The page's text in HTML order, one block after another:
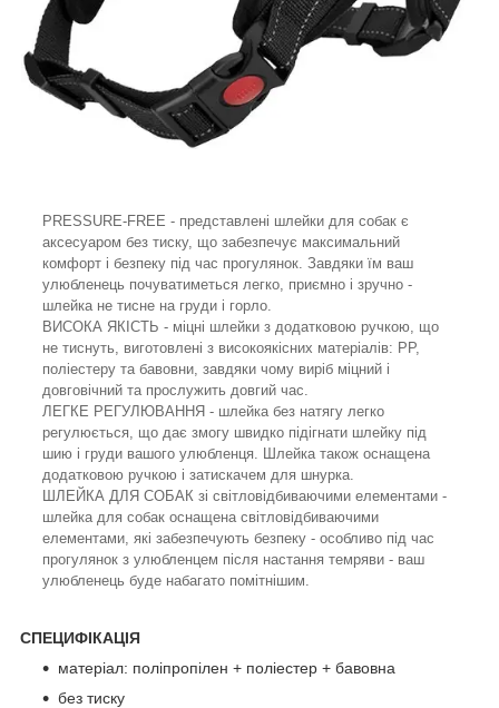
PRESSURE-FREE - представлені шлейки для собак є
аксесуаром без тиску, що забезпечує максимальний
комфорт і безпеку під час прогулянок. Завдяки їм ваш
улюбленець почуватиметься легко, приємно і зручно -
шлейка не тисне на груди і горло.
ВИСОКА ЯКІСТЬ - міцні шлейки з додатковою ручкою, що
не тиснуть, виготовлені з високоякісних матеріалів: PP,
поліестеру та бавовни, завдяки чому виріб міцний і
довговічний та прослужить довгий час.
ЛЕГКЕ РЕГУЛЮВАННЯ - шлейка без натягу легко
регулюється, що дає змогу швидко підігнати шлейку під
шию і груди вашого улюбленця. Шлейка також оснащена
додатковою ручкою і затискачем для шнурка.
ШЛЕЙКА ДЛЯ СОБАК зі світловідбиваючими елементами -
шлейка для собак оснащена світловідбиваючими
елементами, які забезпечують безпеку - особливо під час
прогулянок з улюбленцем після настання темряви - ваш
улюбленець буде набагато помітнішим.
СПЕЦИФІКАЦІЯ
матеріал: поліпропілен + поліестер + бавовна
без тиску